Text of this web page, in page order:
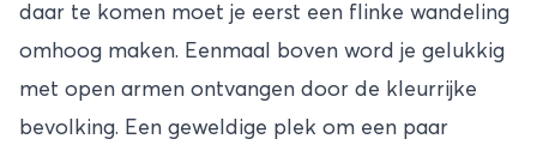
daar te komen moet je eerst een flinke wandeling
omhoog maken. Eenmaal boven word je gelukkig
met open armen ontvangen door de kleurrijke
bevolking. Een geweldige plek om een paar